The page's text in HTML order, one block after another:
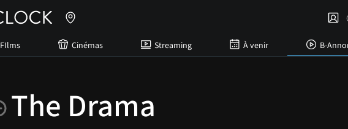
FIlms Cinémas Streaming À venir B-
The Drama